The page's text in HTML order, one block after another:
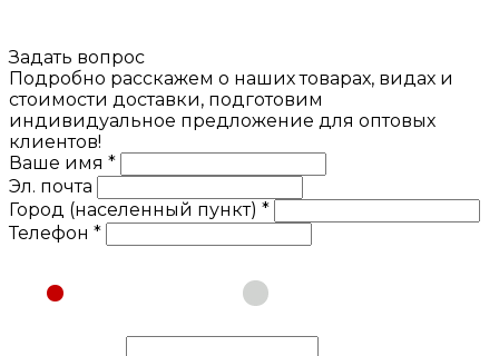
Задать вопрос
Подробно расскажем о наших товарах, видах и
стоимости доставки, подготовим
индивидуальное предложение для оптовых
клиентов!
Ваше имя *
Эл. почта
Город (населенный пункт) *
Телефон *
Юридическое лицо